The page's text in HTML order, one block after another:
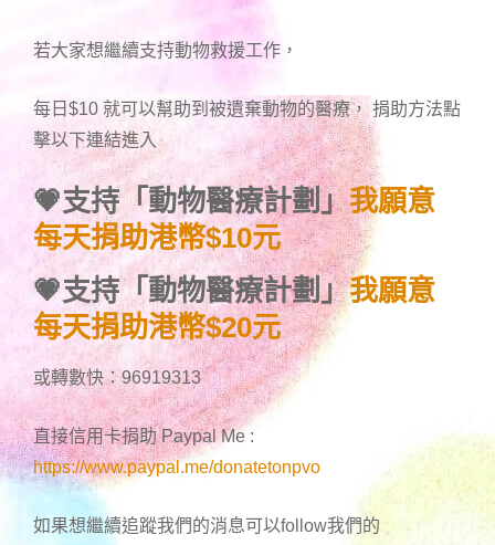
若大家想繼續支持動物救援工作，
每日$10 就可以幫助到被遺棄動物的醫療， 捐助方法點
擊以下連結進入
💗支持「動物醫療計劃」我願意
每天捐助港幣$10元
💗支持「動物醫療計劃」我願意
每天捐助港幣$20元
或轉數快：96919313
直接信用卡捐助 Paypal Me :
https://www.paypal.me/donatetonpvo
如果想繼續追蹤我們的消息可以follow我們的